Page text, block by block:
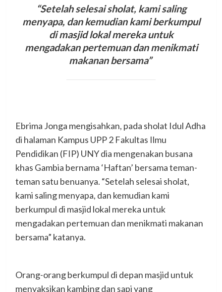
“Setelah selesai sholat, kami saling
menyapa, dan kemudian kami berkumpul
di masjid lokal mereka untuk
mengadakan pertemuan dan menikmati
makanan bersama”
Ebrima Jonga mengisahkan, pada sholat Idul Adha
di halaman Kampus UPP 2 Fakultas Ilmu
Pendidikan (FIP) UNY dia mengenakan busana
khas Gambia bernama ‘Haftan’ bersama teman-
teman satu benuanya. “Setelah selesai sholat,
kami saling menyapa, dan kemudian kami
berkumpul di masjid lokal mereka untuk
mengadakan pertemuan dan menikmati makanan
bersama” katanya.
Orang-orang berkumpul di depan masjid untuk
menyaksikan kambing dan sapi yang